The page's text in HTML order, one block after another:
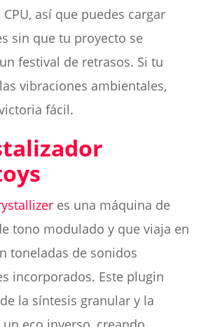
así que puedes cargar
sin que tu proyecto se
festival de retrasos. Si tu
vibraciones ambientales,
fácil.
es una máquina de
tono modulado y que viaja en
toneladas de sonidos
incorporados. Este plugin
la síntesis granular y la